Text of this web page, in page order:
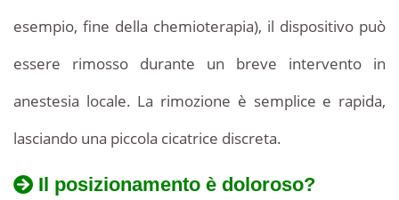
esempio, fine della chemioterapia), il dispositivo può
essere rimosso durante un breve intervento in
anestesia locale. La rimozione è semplice e rapida,
lasciando una piccola cicatrice discreta.
Il posizionamento è doloroso?